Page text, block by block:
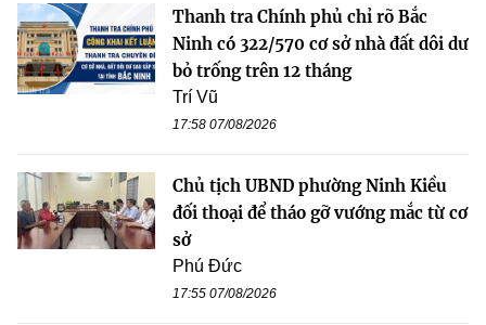
Thanh tra Chính phủ chỉ rõ Bắc
Ninh có 322/570 cơ sở nhà đất dôi dư
bỏ trống trên 12 tháng
Trí Vũ
17:58 07/08/2026
Chủ tịch UBND phường Ninh Kiều
đối thoại để tháo gỡ vướng mắc từ cơ
sở
Phú Đức
17:55 07/08/2026